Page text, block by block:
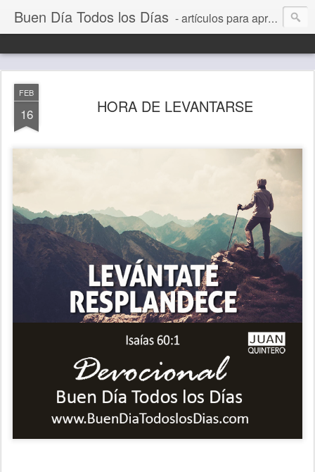
Buen Día Todos los Días - artículos para aprender a vivir mejor, un día a la vez. Por Juan C Quintero
FEB
16 HORA DE LEVANTARSE